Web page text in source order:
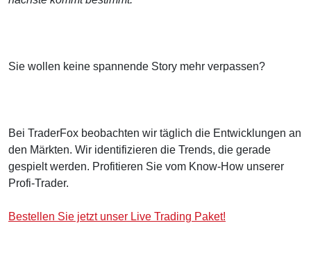
Sie wollen keine spannende Story mehr verpassen?
Bei TraderFox beobachten wir täglich die Entwicklungen an
den Märkten. Wir identifizieren die Trends, die gerade
gespielt werden. Profitieren Sie vom Know-How unserer
Profi-Trader.
Bestellen Sie jetzt unser Live Trading Paket!